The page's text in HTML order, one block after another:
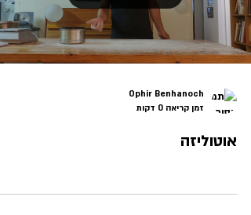
Ophir Benhanoch
זמן קריאה 0 דקות
אוטוליזה